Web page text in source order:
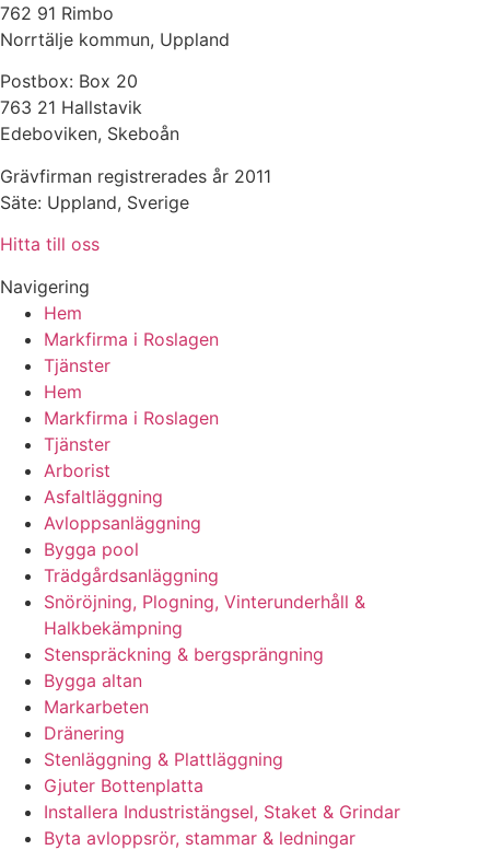
762 91 Rimbo
Norrtälje kommun, Uppland
Postbox: Box 20
763 21 Hallstavik
Edeboviken, Skeboån
Grävfirman registrerades år 2011
Säte: Uppland, Sverige
Hitta till oss
Navigering
Hem
Markfirma i Roslagen
Tjänster
Hem
Markfirma i Roslagen
Tjänster
Arborist
Asfaltläggning
Avloppsanläggning
Bygga pool
Trädgårdsanläggning
Snöröjning, Plogning, Vinterunderhåll &
Halkbekämpning
Stenspräckning & bergsprängning
Bygga altan
Markarbeten
Dränering
Stenläggning & Plattläggning
Gjuter Bottenplatta
Installera Industristängsel, Staket & Grindar
Byta avloppsrör, stammar & ledningar